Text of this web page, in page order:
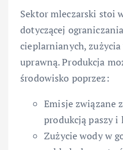
Sektor mleczarski stoi
dotyczącej
cieplarnianych,
uprawną. Produkcja
środowisko poprzez:
Emisje związane
produkcją paszy i
Zużycie wody w